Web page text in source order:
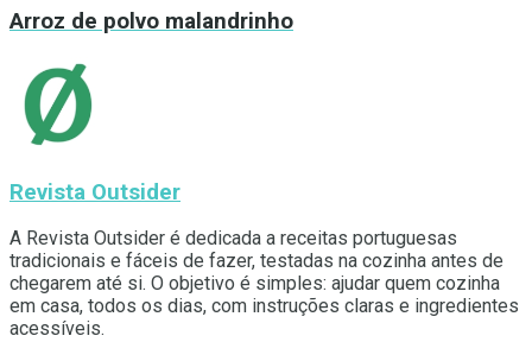
Arroz de polvo malandrinho
Revista Outsider
A Revista Outsider é dedicada a receitas portuguesas
tradicionais e fáceis de fazer, testadas na cozinha antes de
chegarem até si. O objetivo é simples: ajudar quem cozinha
em casa, todos os dias, com instruções claras e ingredientes
acessíveis.